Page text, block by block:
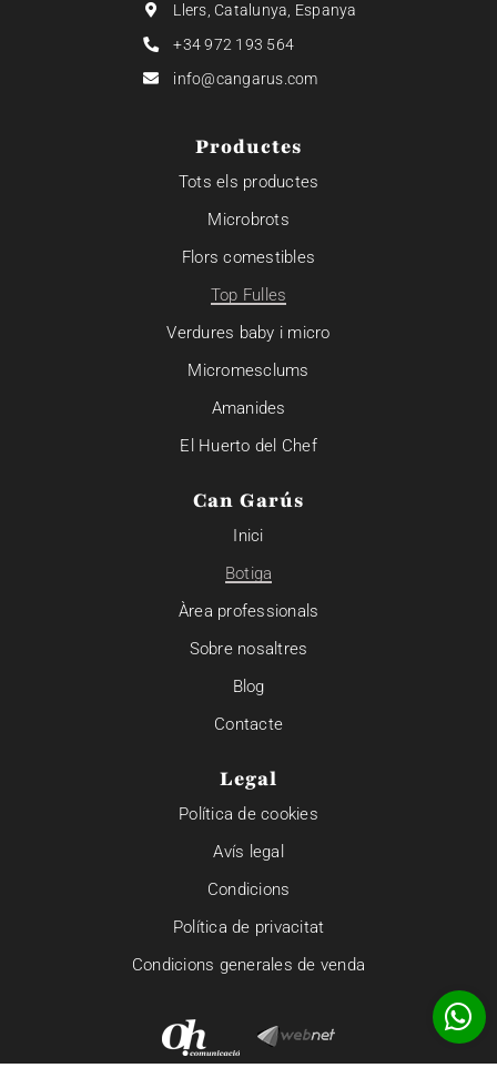
Llers, Catalunya, Espanya
+34 972 193 564
info@cangarus.com
Productes
Tots els productes
Microbrots
Flors comestibles
Top Fulles
Verdures baby i micro
Micromesclums
Amanides
El Huerto del Chef
Can Garús
Inici
Botiga
Àrea professionals
Sobre nosaltres
Blog
Contacte
Legal
Política de cookies
Avís legal
Condicions
Política de privacitat
Condicions generales de venda